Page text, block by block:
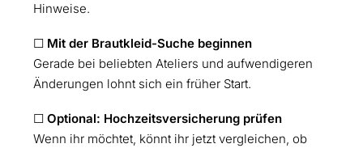
Hinweise.
☐ Mit der Brautkleid-Suche beginnen
Gerade bei beliebten Ateliers und aufwendigeren
Änderungen lohnt sich ein früher Start.
☐ Optional: Hochzeitsversicherung prüfen
Wenn ihr möchtet, könnt ihr jetzt vergleichen, ob